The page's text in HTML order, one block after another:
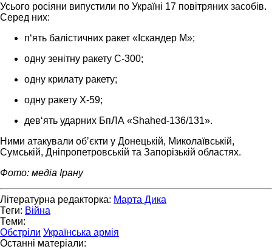
Усього росіяни випустили по Україні 17 повітряних засобів.
Серед них:
п‘ять балістичних ракет «Іскандер М»;
одну зенітну ракету С-300;
одну крилату ракету;
одну ракету Х-59;
дев‘ять ударних БпЛА «Shahed-136/131».
Ними атакували обʼєкти у Донецькій, Миколаївській,
Сумській, Дніпропетровській та Запорізькій областях.
Фото: медіа Ірану
Літературна редакторка: Марта Дика
Теги: Війна
Теми:
Обстріли Українська армія
Останні матеріали: